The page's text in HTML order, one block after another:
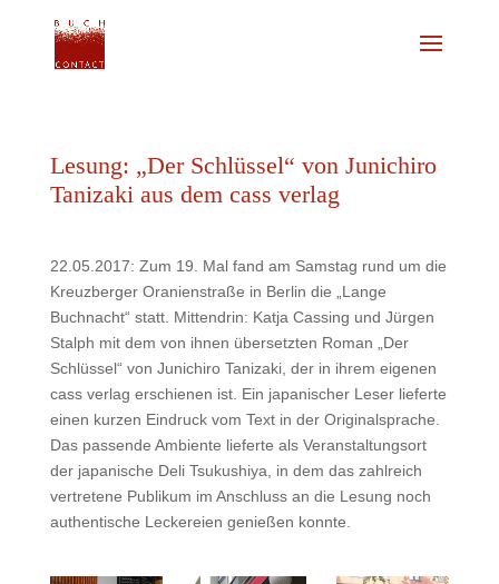
Lesung: „Der Schlüssel“ von Junichiro
Tanizaki aus dem cass verlag
22.05.2017: Zum 19. Mal fand am Samstag rund um die
Kreuzberger Oranienstraße in Berlin die „Lange
Buchnacht“ statt. Mittendrin: Katja Cassing und Jürgen
Stalph mit dem von ihnen übersetzten Roman „Der
Schlüssel“ von Junichiro Tanizaki, der in ihrem eigenen
cass verlag erschienen ist. Ein japanischer Leser lieferte
einen kurzen Eindruck vom Text in der Originalsprache.
Das passende Ambiente lieferte als Veranstaltungsort
der japanische Deli Tsukushiya, in dem das zahlreich
vertretene Publikum im Anschluss an die Lesung noch
authentische Leckereien genießen konnte.